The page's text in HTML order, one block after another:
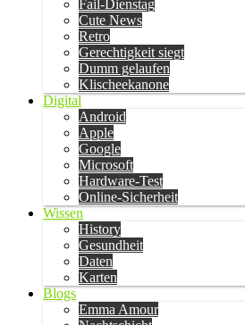
Fail-Dienstag
Cute News
Retro
Gerechtigkeit siegt
Dumm gelaufen
Klischeekanone
Digital
Android
Apple
Google
Microsoft
Hardware-Test
Online-Sicherheit
Wissen
History
Gesundheit
Daten
Karten
Blogs
Emma Amour